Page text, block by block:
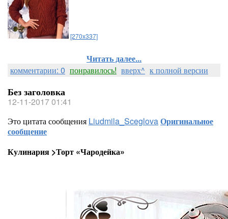
[270x337]
Читать далее...
комментарии: 0 понравилось! вверх^ к полной версии
Без заголовка
12-11-2017 01:41
Это цитата сообщения Liudmila_SceglovaОригинальное
сообщение
Кулинария >Торт «Чародейка»